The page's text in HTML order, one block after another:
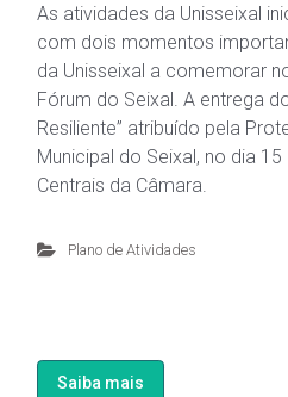
As atividades da Unisseixal
com dois momentos
da Unisseixal a comemorar
Fórum do Seixal. A entrega
Resiliente” atribuído pela
Municipal do Seixal, no dia
Centrais da Câmara.
Plano de Atividades
Saiba mais